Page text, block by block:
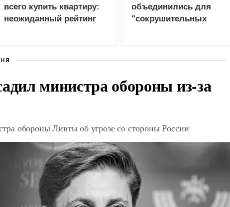
всего купить квартиру:
неожиданный рейтинг
объединились для
"сокрушительных
министра обороны из-за
обороны Ливты об угрозе со стороны России